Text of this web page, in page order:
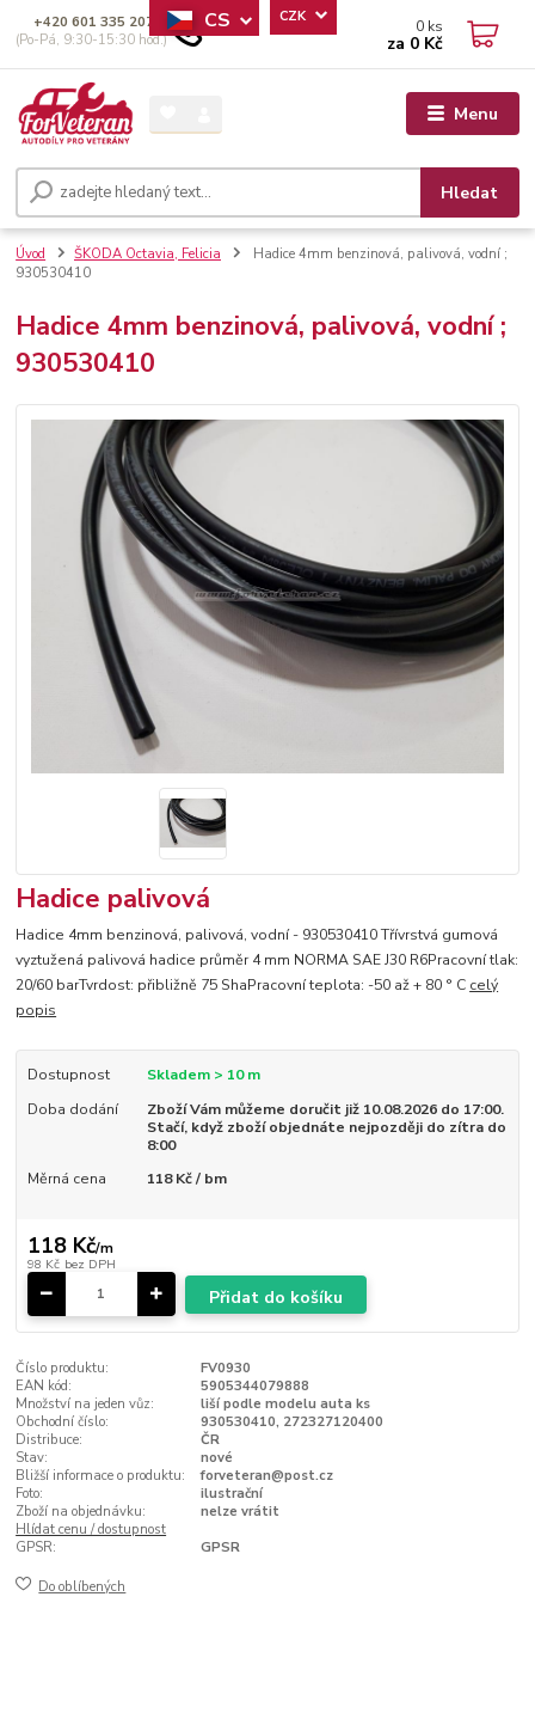
Menu
CS CZK
Hledat
+420 601 335 207
(Po-Pá, 9:30-15:30 hod.)
0 ks
za 0 Kč
Úvod ŠKODA Octavia, Felicia
Hadice 4mm benzinová, palivová, vodní ;
930530410
Hadice 4mm benzinová, palivová, vodní ;
930530410
Hadice palivová
Hadice 4mm benzinová, palivová, vodní - 930530410 Třívrstvá gumová
vyztužená palivová hadice průměr 4 mm NORMA SAE J30 R6Pracovní tlak:
20/60 barTvrdost: přibližně 75 ShaPracovní teplota: -50 až + 80 ° C celý
popis
Dostupnost
Skladem > 10 m
Doba dodání
Zboží Vám můžeme doručit již 10.08.2026 do 17:00.
Stačí, když zboží objednáte nejpozději do zítra do
8:00
Měrná cena
118 Kč / bm
118 Kč/m
98 Kč bez DPH
Přidat do košíku
Číslo produktu:
FV0930
EAN kód:
5905344079888
Množství na jeden vůz:
liší podle modelu auta ks
Obchodní číslo:
930530410, 272327120400
Distribuce:
ČR
Stav:
nové
Bližší informace o produktu:
forveteran@post.cz
Foto:
ilustrační
Zboží na objednávku:
nelze vrátit
Hlídat cenu / dostupnost
GPSR:
GPSR
Do oblíbených